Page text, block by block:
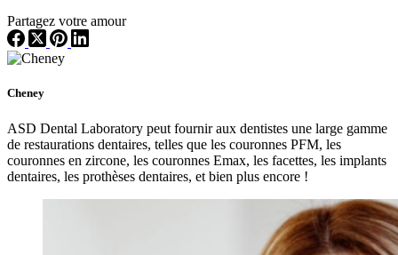
Partagez votre amour
Cheney
ASD Dental Laboratory peut fournir aux dentistes une large gamme
de restaurations dentaires, telles que les couronnes PFM, les
couronnes en zircone, les couronnes Emax, les facettes, les implants
dentaires, les prothèses dentaires, et bien plus encore !